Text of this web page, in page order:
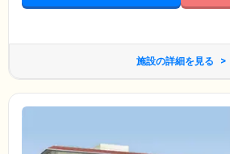
施設の詳細を見る